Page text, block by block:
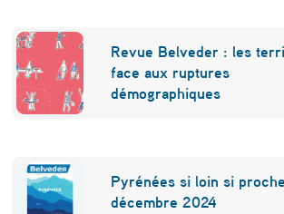
Revue Belveder : les
face aux ruptures
démographiques
Pyrénées si loin si
décembre 2024